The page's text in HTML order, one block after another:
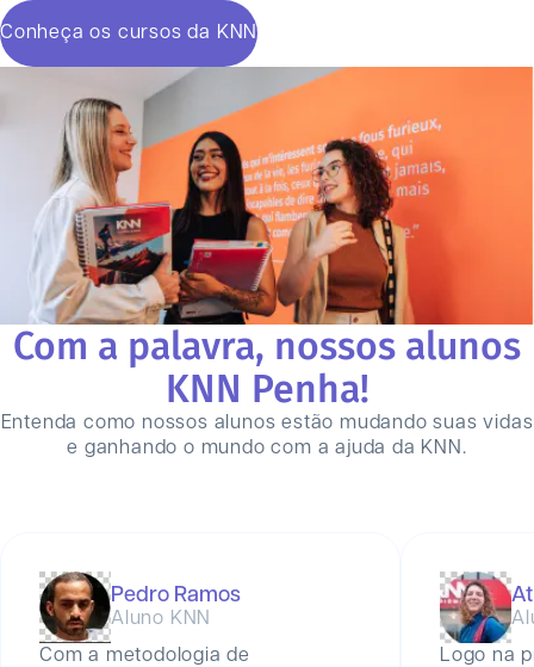
Conheça os cursos da KNN
Com a palavra, nossos alunos
KNN Penha!
Entenda como nossos alunos estão mudando suas vidas
e ganhando o mundo com a ajuda da KNN.
Pedro Ramos
Aluno KNN
Com a metodologia de
Logo na